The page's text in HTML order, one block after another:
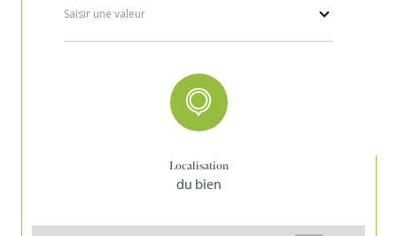
Saisir une valeur
Localisation
du bien